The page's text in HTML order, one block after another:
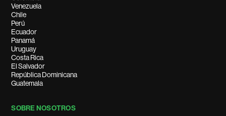
Venezuela
Chile
Perú
Ecuador
Panamá
Uruguay
Costa Rica
El Salvador
República Dominicana
Guatemala
SOBRE NOSOTROS